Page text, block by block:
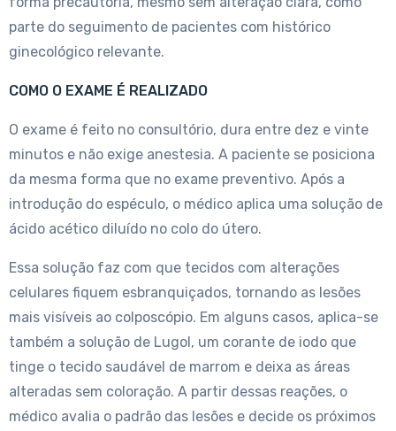
parte do seguimento de pacientes com histórico
ginecológico relevante.
COMO O EXAME É REALIZADO
O exame é feito no consultório, dura entre dez e vinte
minutos e não exige anestesia. A paciente se posiciona
da mesma forma que no exame preventivo. Após a
introdução do espéculo, o médico aplica uma solução de
ácido acético diluído no colo do útero.
Essa solução faz com que tecidos com alterações
celulares fiquem esbranquiçados, tornando as lesões
mais visíveis ao colposcópio. Em alguns casos, aplica-se
também a solução de Lugol, um corante de iodo que
tinge o tecido saudável de marrom e deixa as áreas
alteradas sem coloração. A partir dessas reações, o
médico avalia o padrão das lesões e decide os próximos